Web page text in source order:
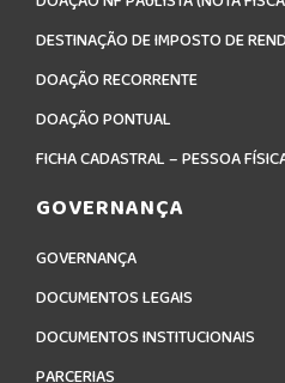
DESTINAÇÃO DE IMPOSTO DE
DOAÇÃO RECORRENTE
DOAÇÃO PONTUAL
FICHA CADASTRAL – PESSOA
GOVERNANÇA
GOVERNANÇA
DOCUMENTOS LEGAIS
DOCUMENTOS INSTITUCIONAIS
PARCERIAS